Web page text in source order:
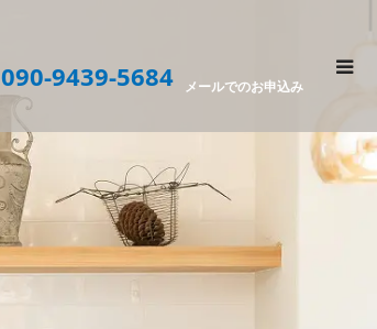
090-9439-5684 メールでのお申込み